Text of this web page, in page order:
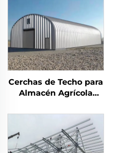
Cerchas de Techo para
Almacén Agrícola
Metal Cobertizo de
Acero Edificio de
Almacenamiento de
Acero Duradero